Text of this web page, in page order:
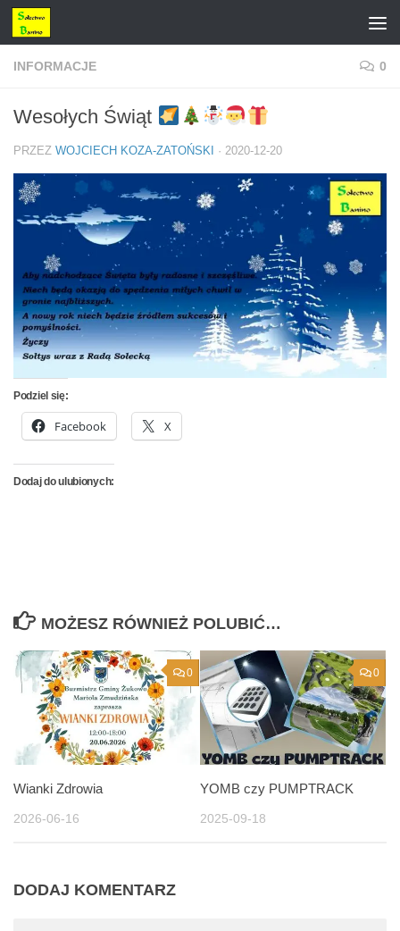
Przejdź do treści
INFORMACJE 0
Wesołych Świąt
PRZEZ WOJCIECH KOZA-ZATOŃSKI · 2020-12-20
Podziel się:
Facebook X
Dodaj do ulubionych:
MOŻESZ RÓWNIEŻ POLUBIĆ…
0
Wianki Zdrowia
2026-06-16
0
YOMB czy PUMPTRACK
2025-09-18
DODAJ KOMENTARZ